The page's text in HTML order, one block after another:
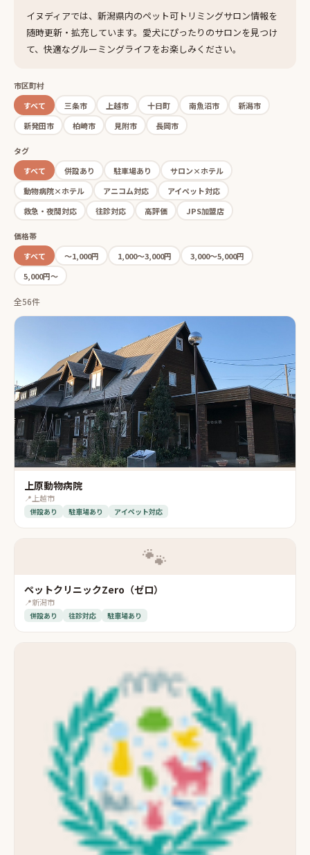
イヌディアでは、新潟県内のペット可トリミングサロン情報を
随時更新・拡充しています。愛犬にぴったりのサロンを見つけ
て、快適なグルーミングライフをお楽しみください。
市区町村
すべて
三条市 上越市 十日町 南魚沼市
新潟市
新発田市
柏崎市 見附市 長岡市
タグ
すべて
併設あり 駐車場あり
サロン×ホテル
動物病院×ホテル
アニコム対応
アイペット対応
救急・夜間対応
往診対応 高評価 JPS加盟店
価格帯
すべて
〜1,000円 1,000〜3,000円
3,000〜5,000円
5,000円〜
全56件
上原動物病院
📍 上越市
併設あり 駐車場あり アイペット対応
🐾
ペットクリニックZero（ゼロ）
📍新潟市
併設あり 往診対応 駐車場あり